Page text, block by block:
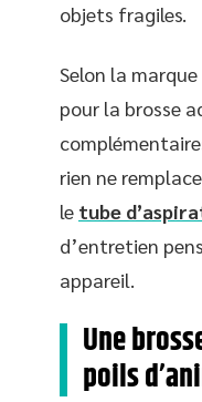
objets fragiles.
Selon la
pour la brosse
rien ne
le tube
d’entretien
appareil.
Une
poils